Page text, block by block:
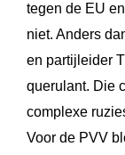
tegen de EU
niet. Anders
en partijleider
querulant. Die
complexe
Voor de PVV